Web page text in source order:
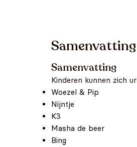
Samenvatting
Samenvatting
Kinderen kunnen zich
Woezel & Pip
Nijntje
K3
Masha de beer
Bing